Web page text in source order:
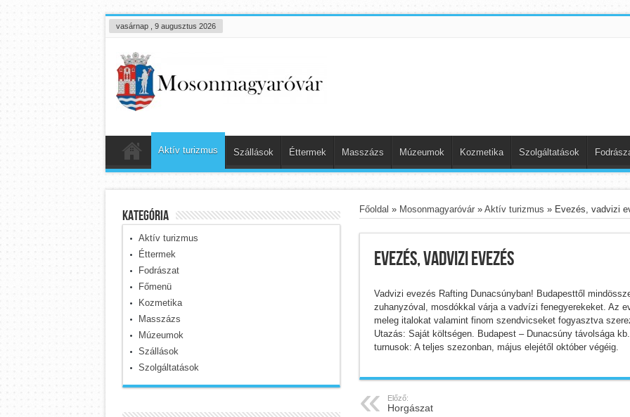
vasárnap , 9 augusztus 2026
Aktív turizmus Szállások Éttermek Masszázs Múzeumok Kozmetika Szolgáltatások
Főoldal » Mosonmagyaróvár» Aktív turizmus » Evezés, vadvizi
Evezés, vadvizi evezés
Vadvizi evezés Rafting Dunacsúnyban! Budapesttől
zuhanyzóval, mosdókkal várja a vadvízi fenegyerekeket. Az
meleg italokat valamint finom szendvicseket fogyasztva
Utazás: Saját költségen. Budapest – Dunacsúny távolsága
turnusok: A teljes szezonban, május elejétől október végéig.
Előző:
Horgászat
kategória
Aktív turizmus
Éttermek
Fodrászat
Főmenü
Kozmetika
Masszázs
Múzeumok
Szállások
Szolgáltatások